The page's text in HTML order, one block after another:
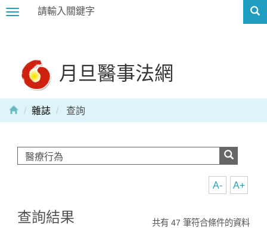
Toggle
月旦醫事法網
雜誌 查詢
A+
A-
查詢結果 共有 47 筆符合條件的資料